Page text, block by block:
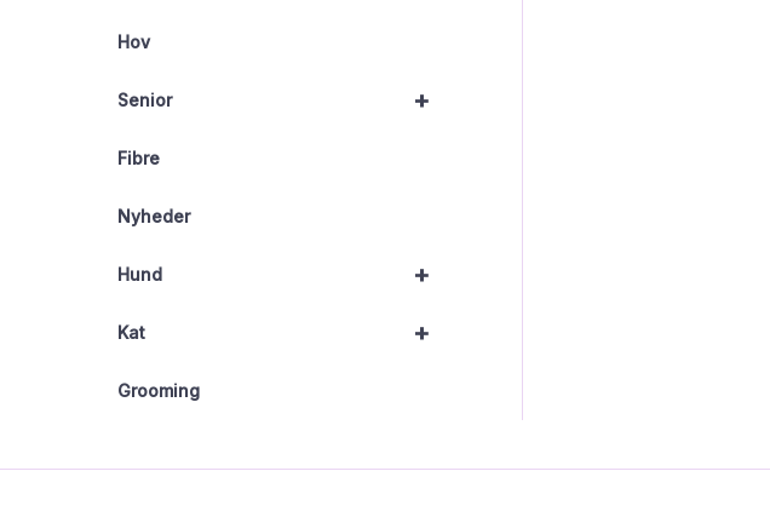
Hov
+
Senior
Fibre
Nyheder
+
Hund
+
Kat
Grooming